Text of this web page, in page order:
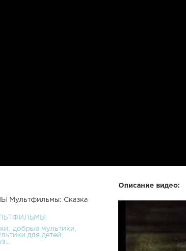
Описание видео:
Мультфильмы: Сказка
добрые мультики
для детей